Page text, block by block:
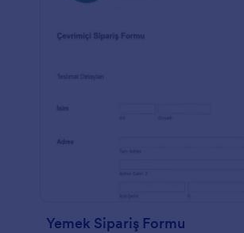
Yemek Sipariş Formu